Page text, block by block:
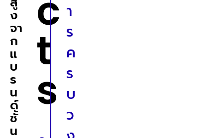
ง
จา
ก
แ
บ
ร
น
ด์
ชั้
น
t
s
า
ร
ค
ร
บ
ว